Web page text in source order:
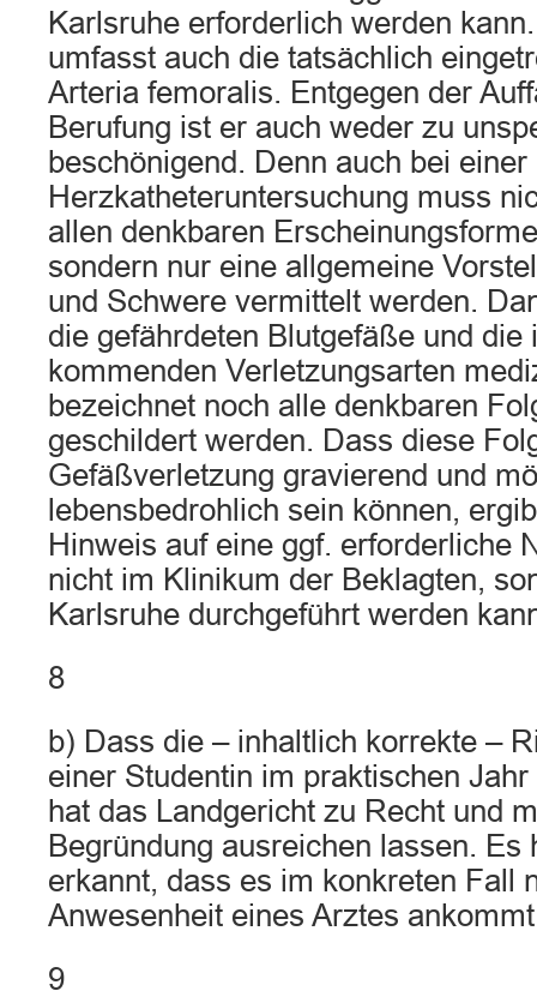
Karlsruhe erforderlich werden
umfasst auch die tatsächlich
Arteria femoralis. Entgegen der
Berufung ist er auch weder zu
beschönigend. Denn auch bei
Herzkatheteruntersuchung muss
allen denkbaren
sondern nur eine allgemeine
und Schwere vermittelt werden.
die gefährdeten Blutgefäße und die
kommenden Verletzungsarten
bezeichnet noch alle denkbaren
geschildert werden. Dass diese
Gefäßverletzung gravierend und
lebensbedrohlich sein können,
Hinweis auf eine ggf. erforderliche
nicht im Klinikum der Beklagten,
Karlsruhe durchgeführt werden
8
b) Dass die – inhaltlich korrekte –
einer Studentin im praktischen
hat das Landgericht zu Recht und
Begründung ausreichen lassen. Es
erkannt, dass es im konkreten Fall
Anwesenheit eines Arztes
9